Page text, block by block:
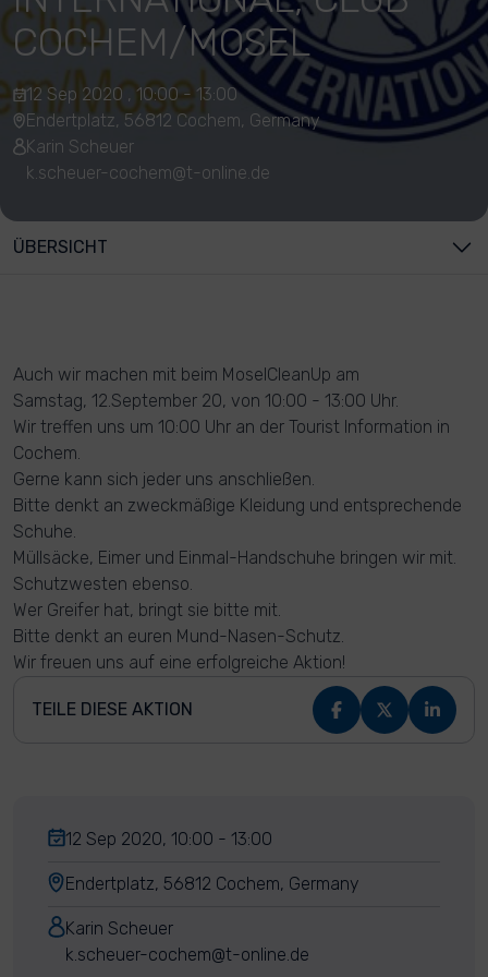
COCHEM/MOSEL
12 Sep 2020 , 10:00 - 13:00
Endertplatz, 56812 Cochem, Germany
Karin Scheuer
k.scheuer-cochem@t-online.de
ÜBERSICHT
Auch wir machen mit beim MoselCleanUp am
Samstag, 12.September 20, von 10:00 - 13:00 Uhr.
Wir treffen uns um 10:00 Uhr an der Tourist Information in
Cochem.
Gerne kann sich jeder uns anschließen.
Bitte denkt an zweckmäßige Kleidung und entsprechende
Schuhe.
Müllsäcke, Eimer und Einmal-Handschuhe bringen wir mit.
Schutzwesten ebenso.
Wer Greifer hat, bringt sie bitte mit.
Bitte denkt an euren Mund-Nasen-Schutz.
Wir freuen uns auf eine erfolgreiche Aktion!
TEILE DIESE AKTION
12 Sep 2020, 10:00 - 13:00
Endertplatz, 56812 Cochem, Germany
Karin Scheuer
k.scheuer-cochem@t-online.de